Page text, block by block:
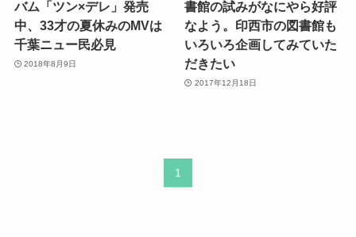
バム「ツン×デレ」発売
中、33才の夏休みのMVは
千葉ニュー民必見
2018年8月9日
書館の試みがなにやら好評
なよう。印西市の図書館も
いろいろ企画してみていた
だきたい
2017年12月18日
1